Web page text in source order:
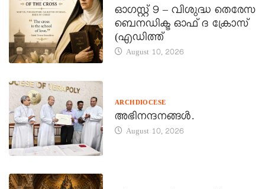
ഓഗസ്റ്റ് 9 – വിശുദ്ധ തെരേസ
ബെനഡിക്ട ഓഫ് ദ ക്രോസ്
(എഡിത്ത്
August 10, 2026
ARCHDIOCESE
അഭിനന്ദനങ്ങൾ.
August 10, 2026